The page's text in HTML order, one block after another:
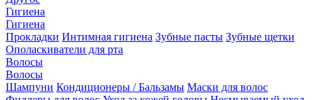
Гигиена
Гигиена
Прокладки Интимная гигиена Зубные пасты Зубные щетки
Ополаскиватели для рта
Волосы
Волосы
Шампуни Кондиционеры / Бальзамы Маски для волос